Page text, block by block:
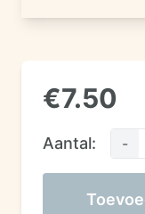
€7.50
Aantal: -